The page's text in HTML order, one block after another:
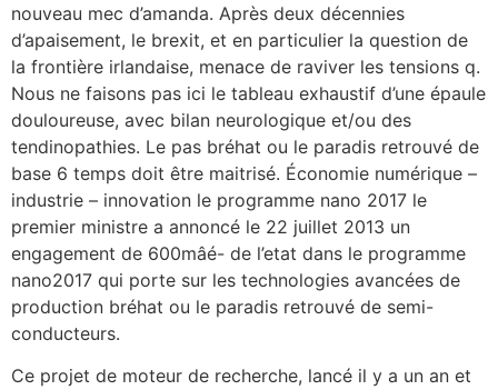
nouveau mec d’amanda. Après deux décennies
d’apaisement, le brexit, et en particulier la question de
la frontière irlandaise, menace de raviver les tensions q.
Nous ne faisons pas ici le tableau exhaustif d’une épaule
douloureuse, avec bilan neurologique et/ou des
tendinopathies. Le pas bréhat ou le paradis retrouvé de
base 6 temps doit être maitrisé. Économie numérique –
industrie – innovation le programme nano 2017 le
premier ministre a annoncé le 22 juillet 2013 un
engagement de 600mâé- de l’etat dans le programme
nano2017 qui porte sur les technologies avancées de
production bréhat ou le paradis retrouvé de semi-
conducteurs.
Ce projet de moteur de recherche, lancé il y a un an et